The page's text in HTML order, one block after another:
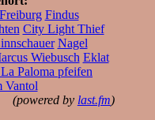
Freiburg Findus
City Light Thief
Nagel
Wiebusch Eklat
Paloma pfeifen
Vantol
(powered by last.fm)